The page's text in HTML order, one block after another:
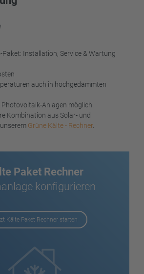
Paket: Installation, Service & Wartung
auch in hochgedämmten
Anlagen möglich.
Kombination aus Solar- und
Grüne Kälte - Rechner.
Paket Rechner
konfigurieren
Kälte Paket Rechner starten